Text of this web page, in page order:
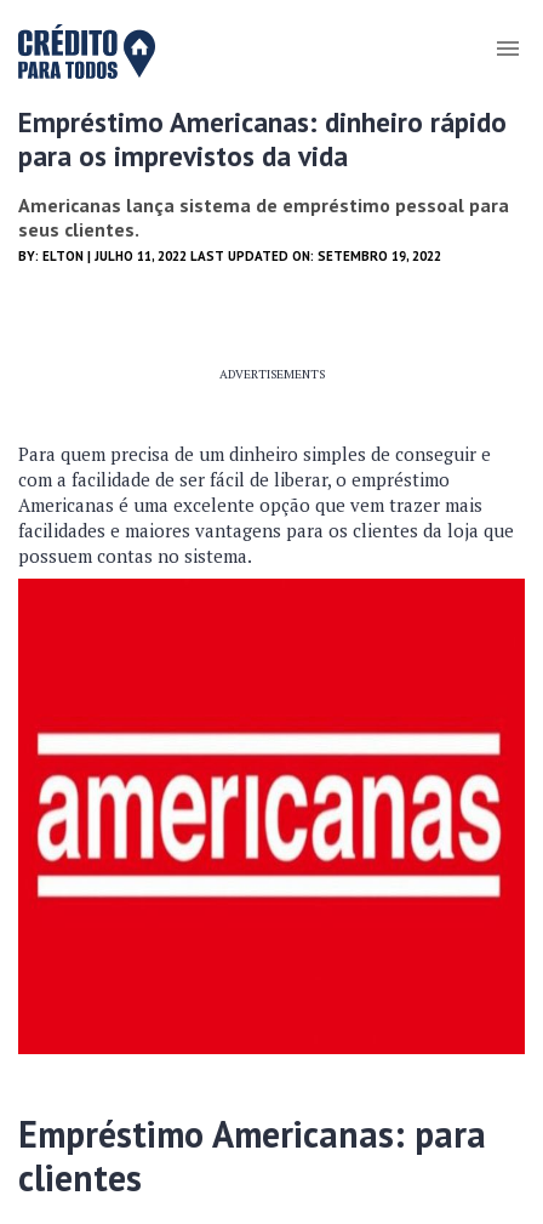
Empréstimo Americanas: dinheiro rápido
para os imprevistos da vida
Americanas lança sistema de empréstimo pessoal para
seus clientes.
BY: ELTON | JULHO 11, 2022 LAST UPDATED ON: SETEMBRO 19, 2022
ADVERTISEMENTS
Para quem precisa de um dinheiro simples de conseguir e
com a facilidade de ser fácil de liberar, o empréstimo
Americanas é uma excelente opção que vem trazer mais
facilidades e maiores vantagens para os clientes da loja que
possuem contas no sistema.
Empréstimo Americanas: para
clientes